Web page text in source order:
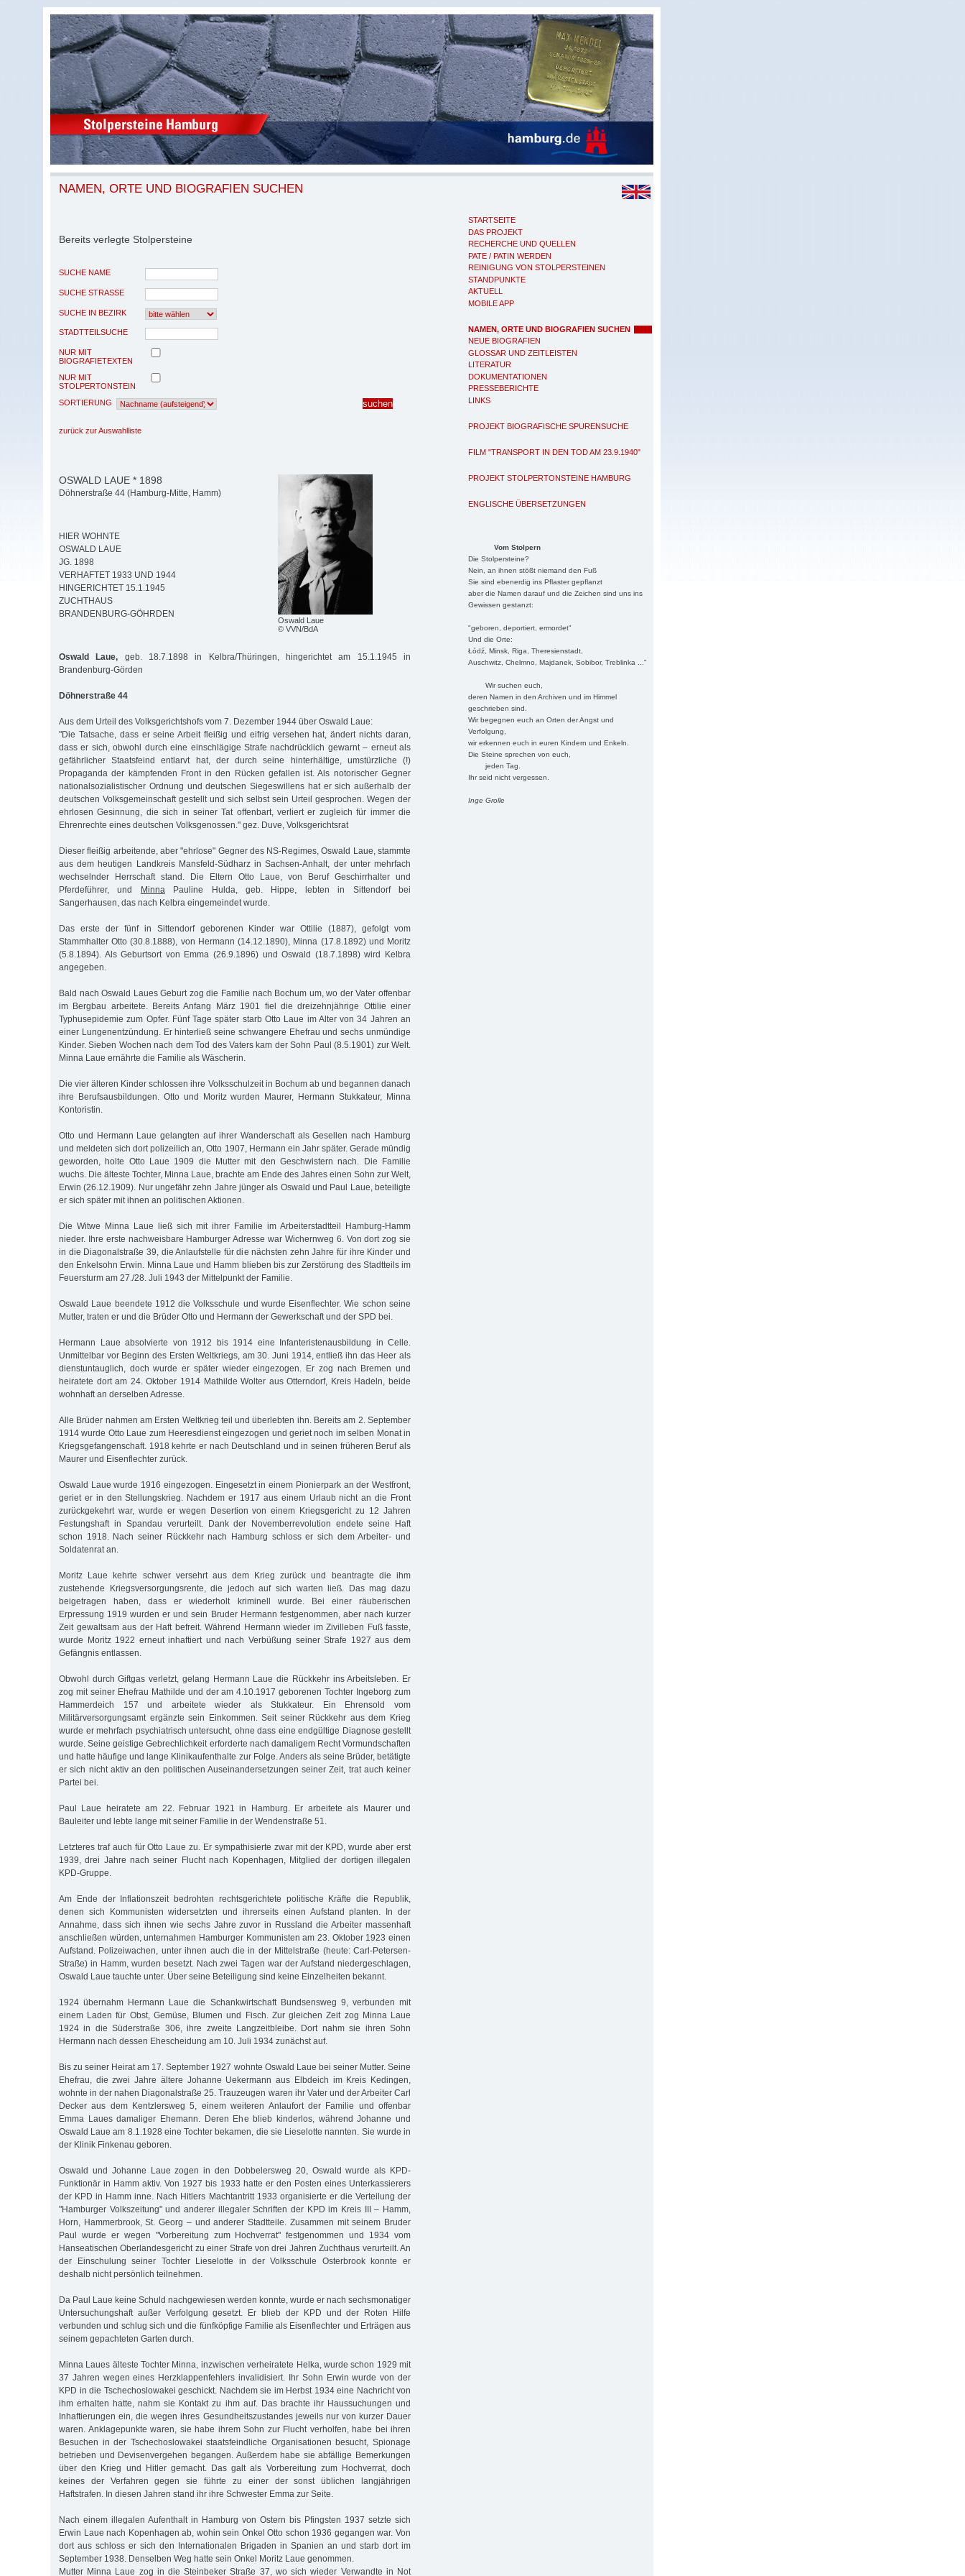
STARTSEITE
DAS PROJEKT
RECHERCHE UND QUELLEN
PATE / PATIN WERDEN
REINIGUNG VON STOLPERSTEINEN
STANDPUNKTE
AKTUELL
MOBILE APP
NAMEN, ORTE UND BIOGRAFIEN SUCHEN
NEUE BIOGRAFIEN
GLOSSAR UND ZEITLEISTEN
LITERATUR
DOKUMENTATIONEN
PRESSEBERICHTE
LINKS
PROJEKT BIOGRAFISCHE SPURENSUCHE
FILM "TRANSPORT IN DEN TOD AM 23.9.1940"
PROJEKT STOLPERTONSTEINE HAMBURG
ENGLISCHE ÜBERSETZUNGEN
Vom Stolpern
Die Stolpersteine?
Nein, an ihnen stößt niemand den Fuß
Sie sind ebenerdig ins Pflaster gepflanzt
aber die Namen darauf und die Zeichen sind uns ins
Gewissen gestanzt:
"geboren, deportiert, ermordet"
Und die Orte:
Łódź, Minsk, Riga, Theresienstadt,
Auschwitz, Chelmno, Majdanek, Sobibor, Treblinka ..."
Wir suchen euch,
deren Namen in den Archiven und im Himmel
geschrieben sind.
Wir begegnen euch an Orten der Angst und
Verfolgung,
wir erkennen euch in euren Kindern und Enkeln.
Die Steine sprechen von euch,
jeden Tag.
Ihr seid nicht vergessen.
Inge Grolle
NAMEN, ORTE UND BIOGRAFIEN SUCHEN
Bereits verlegte Stolpersteine
SUCHE NAME
SUCHE STRASSE
SUCHE IN BEZIRK
STADTTEILSUCHE
NUR MIT
BIOGRAFIETEXTEN
NUR MIT
STOLPERTONSTEIN
SORTIERUNG
zurück zur Auswahlliste
Oswald Laue
© VVN/BdA
OSWALD LAUE * 1898
Döhnerstraße 44 (Hamburg-Mitte, Hamm)
HIER WOHNTE
OSWALD LAUE
JG. 1898
VERHAFTET 1933 UND 1944
HINGERICHTET 15.1.1945
ZUCHTHAUS
BRANDENBURG-GÖHRDEN
Oswald Laue, geb. 18.7.1898 in Kelbra/Thüringen, hingerichtet am 15.1.1945 in
Brandenburg-Görden
Döhnerstraße 44
Aus dem Urteil des Volksgerichtshofs vom 7. Dezember 1944 über Oswald Laue:
"Die Tatsache, dass er seine Arbeit fleißig und eifrig versehen hat, ändert nichts daran,
dass er sich, obwohl durch eine einschlägige Strafe nachdrücklich gewarnt – erneut als
gefährlicher Staatsfeind entlarvt hat, der durch seine hinterhältige, umstürzliche (!)
Propaganda der kämpfenden Front in den Rücken gefallen ist. Als notorischer Gegner
nationalsozialistischer Ordnung und deutschen Siegeswillens hat er sich außerhalb der
deutschen Volksgemeinschaft gestellt und sich selbst sein Urteil gesprochen. Wegen der
ehrlosen Gesinnung, die sich in seiner Tat offenbart, verliert er zugleich für immer die
Ehrenrechte eines deutschen Volksgenossen." gez. Duve, Volksgerichtsrat
Dieser fleißig arbeitende, aber "ehrlose" Gegner des NS-Regimes, Oswald Laue, stammte
aus dem heutigen Landkreis Mansfeld-Südharz in Sachsen-Anhalt, der unter mehrfach
wechselnder Herrschaft stand. Die Eltern Otto Laue, von Beruf Geschirrhalter und
Pferdeführer, und
MinnaPauline Hulda, geb. Hippe, lebten in Sittendorf bei
Sangerhausen, das nach Kelbra eingemeindet wurde.
Das erste der fünf in Sittendorf geborenen Kinder war Ottilie (1887), gefolgt vom
Stammhalter Otto (30.8.1888), von Hermann (14.12.1890), Minna (17.8.1892) und Moritz
(5.8.1894). Als Geburtsort von Emma (26.9.1896) und Oswald (18.7.1898) wird Kelbra
angegeben.
Bald nach Oswald Laues Geburt zog die Familie nach Bochum um, wo der Vater offenbar
im Bergbau arbeitete. Bereits Anfang März 1901 fiel die dreizehnjährige Ottilie einer
Typhusepidemie zum Opfer. Fünf Tage später starb Otto Laue im Alter von 34 Jahren an
einer Lungenentzündung. Er hinterließ seine schwangere Ehefrau und sechs unmündige
Kinder. Sieben Wochen nach dem Tod des Vaters kam der Sohn Paul (8.5.1901) zur Welt.
Minna Laue ernährte die Familie als Wäscherin.
Die vier älteren Kinder schlossen ihre Volksschulzeit in Bochum ab und begannen danach
ihre Berufsausbildungen. Otto und Moritz wurden Maurer, Hermann Stukkateur, Minna
Kontoristin.
Otto und Hermann Laue gelangten auf ihrer Wanderschaft als Gesellen nach Hamburg
und meldeten sich dort polizeilich an, Otto 1907, Hermann ein Jahr später. Gerade mündig
geworden, holte Otto Laue 1909 die Mutter mit den Geschwistern nach. Die Familie
wuchs. Die älteste Tochter, Minna Laue, brachte am Ende des Jahres einen Sohn zur Welt,
Erwin (26.12.1909). Nur ungefähr zehn Jahre jünger als Oswald und Paul Laue, beteiligte
er sich später mit ihnen an politischen Aktionen.
Die Witwe Minna Laue ließ sich mit ihrer Familie im Arbeiterstadtteil Hamburg-Hamm
nieder. Ihre erste nachweisbare Hamburger Adresse war Wichernweg 6. Von dort zog sie
in die Diagonalstraße 39, die Anlaufstelle für die nächsten zehn Jahre für ihre Kinder und
den Enkelsohn Erwin. Minna Laue und Hamm blieben bis zur Zerstörung des Stadtteils im
Feuersturm am 27./28. Juli 1943 der Mittelpunkt der Familie.
Oswald Laue beendete 1912 die Volksschule und wurde Eisenflechter. Wie schon seine
Mutter, traten er und die Brüder Otto und Hermann der Gewerkschaft und der SPD bei.
Hermann Laue absolvierte von 1912 bis 1914 eine Infanteristenausbildung in Celle.
Unmittelbar vor Beginn des Ersten Weltkriegs, am 30. Juni 1914, entließ ihn das Heer als
dienstuntauglich, doch wurde er später wieder eingezogen. Er zog nach Bremen und
heiratete dort am 24. Oktober 1914 Mathilde Wolter aus Otterndorf, Kreis Hadeln, beide
wohnhaft an derselben Adresse.
Alle Brüder nahmen am Ersten Weltkrieg teil und überlebten ihn. Bereits am 2. September
1914 wurde Otto Laue zum Heeresdienst eingezogen und geriet noch im selben Monat in
Kriegsgefangenschaft. 1918 kehrte er nach Deutschland und in seinen früheren Beruf als
Maurer und Eisenflechter zurück.
Oswald Laue wurde 1916 eingezogen. Eingesetzt in einem Pionierpark an der Westfront,
geriet er in den Stellungskrieg. Nachdem er 1917 aus einem Urlaub nicht an die Front
zurückgekehrt war, wurde er wegen Desertion von einem Kriegsgericht zu 12 Jahren
Festungshaft in Spandau verurteilt. Dank der Novemberrevolution endete seine Haft
schon 1918. Nach seiner Rückkehr nach Hamburg schloss er sich dem Arbeiter- und
Soldatenrat an.
Moritz Laue kehrte schwer versehrt aus dem Krieg zurück und beantragte die ihm
zustehende Kriegsversorgungsrente, die jedoch auf sich warten ließ. Das mag dazu
beigetragen haben, dass er wiederholt kriminell wurde. Bei einer räuberischen
Erpressung 1919 wurden er und sein Bruder Hermann festgenommen, aber nach kurzer
Zeit gewaltsam aus der Haft befreit. Während Hermann wieder im Zivilleben Fuß fasste,
wurde Moritz 1922 erneut inhaftiert und nach Verbüßung seiner Strafe 1927 aus dem
Gefängnis entlassen.
Obwohl durch Giftgas verletzt, gelang Hermann Laue die Rückkehr ins Arbeitsleben. Er
zog mit seiner Ehefrau Mathilde und der am 4.10.1917 geborenen Tochter Ingeborg zum
Hammerdeich 157 und arbeitete wieder als Stukkateur. Ein Ehrensold vom
Militärversorgungsamt ergänzte sein Einkommen. Seit seiner Rückkehr aus dem Krieg
wurde er mehrfach psychiatrisch untersucht, ohne dass eine endgültige Diagnose gestellt
wurde. Seine geistige Gebrechlichkeit erforderte nach damaligem Recht Vormundschaften
und hatte häufige und lange Klinikaufenthalte zur Folge. Anders als seine Brüder, betätigte
er sich nicht aktiv an den politischen Auseinandersetzungen seiner Zeit, trat auch keiner
Partei bei.
Paul Laue heiratete am 22. Februar 1921 in Hamburg. Er arbeitete als Maurer und
Bauleiter und lebte lange mit seiner Familie in der Wendenstraße 51.
Letzteres traf auch für Otto Laue zu. Er sympathisierte zwar mit der KPD, wurde aber erst
1939, drei Jahre nach seiner Flucht nach Kopenhagen, Mitglied der dortigen illegalen
KPD-Gruppe.
Am Ende der Inflationszeit bedrohten rechtsgerichtete politische Kräfte die Republik,
denen sich Kommunisten widersetzten und ihrerseits einen Aufstand planten. In der
Annahme, dass sich ihnen wie sechs Jahre zuvor in Russland die Arbeiter massenhaft
anschließen würden, unternahmen Hamburger Kommunisten am 23. Oktober 1923 einen
Aufstand. Polizeiwachen, unter ihnen auch die in der Mittelstraße (heute: Carl-Petersen-
Straße) in Hamm, wurden besetzt. Nach zwei Tagen war der Aufstand niedergeschlagen,
Oswald Laue tauchte unter. Über seine Beteiligung sind keine Einzelheiten bekannt.
1924 übernahm Hermann Laue die Schankwirtschaft Bundsensweg 9, verbunden mit
einem Laden für Obst, Gemüse, Blumen und Fisch. Zur gleichen Zeit zog Minna Laue
1924 in die Süderstraße 306, ihre zweite Langzeitbleibe. Dort nahm sie ihren Sohn
Hermann nach dessen Ehescheidung am 10. Juli 1934 zunächst auf.
Bis zu seiner Heirat am 17. September 1927 wohnte Oswald Laue bei seiner Mutter. Seine
Ehefrau, die zwei Jahre ältere Johanne Uekermann aus Elbdeich im Kreis Kedingen,
wohnte in der nahen Diagonalstraße 25. Trauzeugen waren ihr Vater und der Arbeiter Carl
Decker aus dem Kentzlersweg 5, einem weiteren Anlaufort der Familie und offenbar
Emma Laues damaliger Ehemann. Deren Ehe blieb kinderlos, während Johanne und
Oswald Laue am 8.1.1928 eine Tochter bekamen, die sie Lieselotte nannten. Sie wurde in
der Klinik Finkenau geboren.
Oswald und Johanne Laue zogen in den Dobbelersweg 20, Oswald wurde als KPD-
Funktionär in Hamm aktiv. Von 1927 bis 1933 hatte er den Posten eines Unterkassierers
der KPD in Hamm inne. Nach Hitlers Machtantritt 1933 organisierte er die Verteilung der
"Hamburger Volkszeitung" und anderer illegaler Schriften der KPD im Kreis III – Hamm,
Horn, Hammerbrook, St. Georg – und anderer Stadtteile. Zusammen mit seinem Bruder
Paul wurde er wegen "Vorbereitung zum Hochverrat" festgenommen und 1934 vom
Hanseatischen Oberlandesgericht zu einer Strafe von drei Jahren Zuchthaus verurteilt. An
der Einschulung seiner Tochter Lieselotte in der Volksschule Osterbrook konnte er
deshalb nicht persönlich teilnehmen.
Da Paul Laue keine Schuld nachgewiesen werden konnte, wurde er nach sechsmonatiger
Untersuchungshaft außer Verfolgung gesetzt. Er blieb der KPD und der Roten Hilfe
verbunden und schlug sich und die fünfköpfige Familie als Eisenflechter und Erträgen aus
seinem gepachteten Garten durch.
Minna Laues älteste Tochter Minna, inzwischen verheiratete Helka, wurde schon 1929 mit
37 Jahren wegen eines Herzklappenfehlers invalidisiert. Ihr Sohn Erwin wurde von der
KPD in die Tschechoslowakei geschickt. Nachdem sie im Herbst 1934 eine Nachricht von
ihm erhalten hatte, nahm sie Kontakt zu ihm auf. Das brachte ihr Haussuchungen und
Inhaftierungen ein, die wegen ihres Gesundheitszustandes jeweils nur von kurzer Dauer
waren. Anklagepunkte waren, sie habe ihrem Sohn zur Flucht verholfen, habe bei ihren
Besuchen in der Tschechoslowakei staatsfeindliche Organisationen besucht, Spionage
betrieben und Devisenvergehen begangen. Außerdem habe sie abfällige Bemerkungen
über den Krieg und Hitler gemacht. Das galt als Vorbereitung zum Hochverrat, doch
keines der Verfahren gegen sie führte zu einer der sonst üblichen langjährigen
Haftstrafen. In diesen Jahren stand ihr ihre Schwester Emma zur Seite.
Nach einem illegalen Aufenthalt in Hamburg von Ostern bis Pfingsten 1937 setzte sich
Erwin Laue nach Kopenhagen ab, wohin sein Onkel Otto schon 1936 gegangen war. Von
dort aus schloss er sich den Internationalen Brigaden in Spanien an und starb dort im
September 1938. Denselben Weg hatte sein Onkel Moritz Laue genommen.
Mutter Minna Laue zog in die Steinbeker Straße 37, wo sich wieder Verwandte in Not